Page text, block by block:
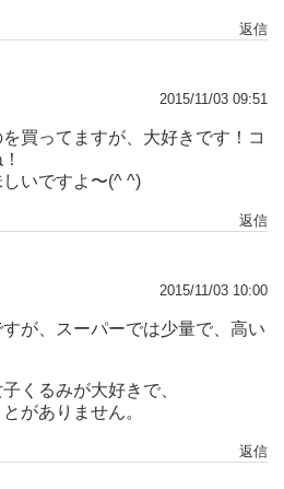
返信
2015/11/03 09:51
買ってますが、大好きです！コ
いですよ〜(^ ^)
返信
2015/11/03 10:00
が、スーパーでは少量で、高い
くるみが大好きで、
がありません。
返信